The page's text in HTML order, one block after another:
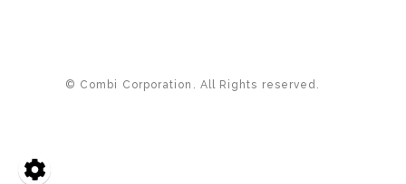
© Combi Corporation. All Rights reserved.